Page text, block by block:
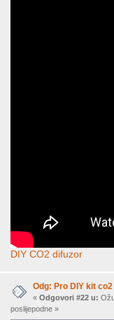
DIY CO2 difuzor
Odg: Pro DIY kit
« Odgovori #22 u:
poslijepodne »